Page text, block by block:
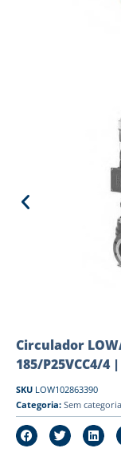
Circulador
185/P25VCC4/4
SKU LOW102863390
Categoria: Sem categoria